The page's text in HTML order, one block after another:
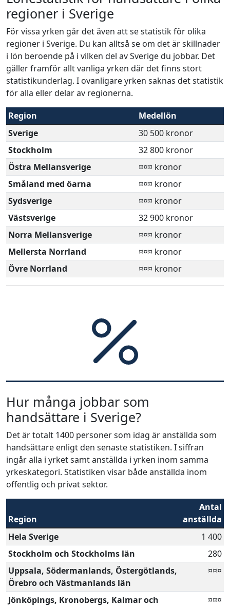
regioner i Sverige
För vissa yrken går det även att se statistik för olika
regioner i Sverige. Du kan alltså se om det är skillnader
i lön beroende på i vilken del av Sverige du jobbar. Det
gäller framför allt vanliga yrken där det finns stort
statistikunderlag. I ovanligare yrken saknas det statistik
för alla eller delar av regionerna.
Region
Medellön
Sverige
30 500 kronor
Stockholm
32 800 kronor
Östra Mellansverige
¤¤¤ kronor
Småland med öarna
¤¤¤ kronor
Sydsverige
¤¤¤ kronor
Västsverige
32 900 kronor
Norra Mellansverige
¤¤¤ kronor
Mellersta Norrland
¤¤¤ kronor
Övre Norrland
¤¤¤ kronor
Hur många jobbar som
handsättare i Sverige?
Det är totalt 1400 personer som idag är anställda som
handsättare enligt den senaste statistiken. I siffran
ingår alla i yrket samt anställda i yrken inom samma
yrkeskategori. Statistiken visar både anställda inom
offentlig och privat sektor.
Region
Antal
anställda
Hela Sverige
1 400
Stockholm och Stockholms län
280
Uppsala, Södermanlands, Östergötlands,
Örebro och Västmanlands län
¤¤¤
Jönköpings, Kronobergs, Kalmar och
¤¤¤